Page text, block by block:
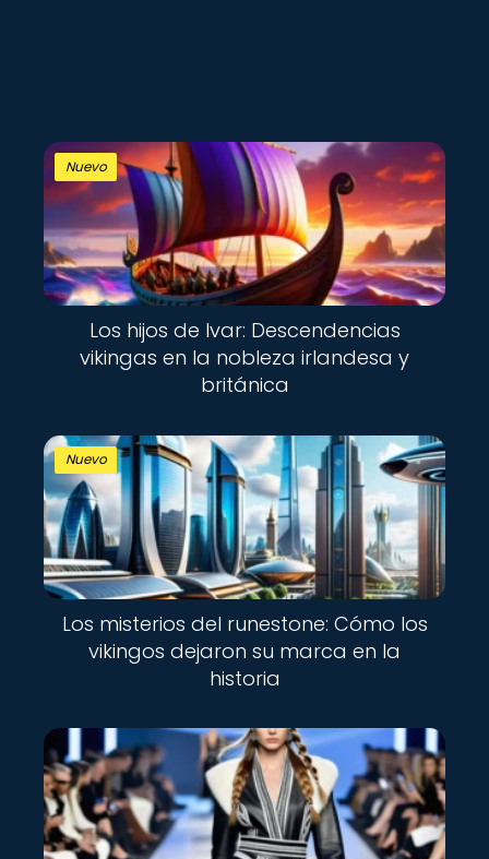
Nuevo
Los hijos de Ivar: Descendencias
vikingas en la nobleza irlandesa y
británica
Nuevo
Los misterios del runestone: Cómo los
vikingos dejaron su marca en la
historia